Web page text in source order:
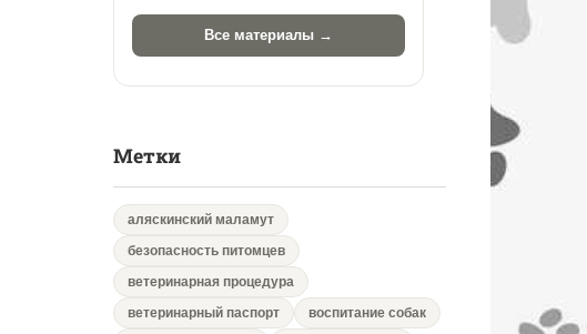
Все материалы →
Метки
аляскинский маламут
безопасность питомцев
ветеринарная процедура
ветеринарный паспорт
воспитание собак